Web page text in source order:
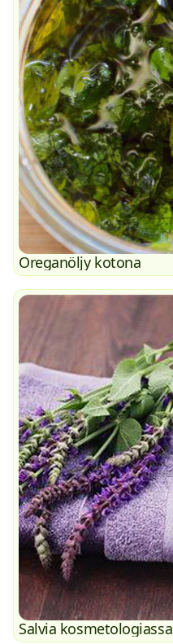
Oreganöljy kotona
Salvia kosmetologiassa